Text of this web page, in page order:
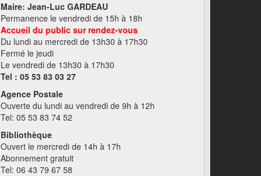
Maire: Jean-Luc GARDEAU
Permanence le vendredi de 15h à 18h
Accueil du public sur rendez-vous
Du lundi au mercredi de 13h30 à 17h30
Fermé le jeudi
Le vendredi de 13h30 à 17h30
Tel : 05 53 83 03 27
Agence Postale
Ouverte du lundi au vendredi de 9h à 12h
Tel: 05 53 83 74 52
Bibliothèque
Ouvert le mercredi de 14h à 17h
Abonnement gratuit
Tel: 06 43 79 67 58